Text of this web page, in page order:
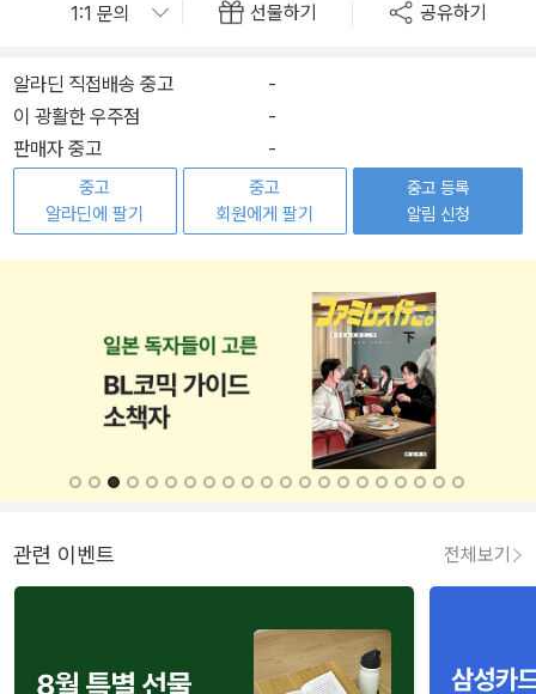
선물하기 공유하기
알라딘 직접배송 중고
-
이 광활한 우주점
-
판매자 중고
-
중고
알라딘에 팔기
중고
회원에게 팔기
중고 등록
알림 신청
관련 이벤트 전체보기